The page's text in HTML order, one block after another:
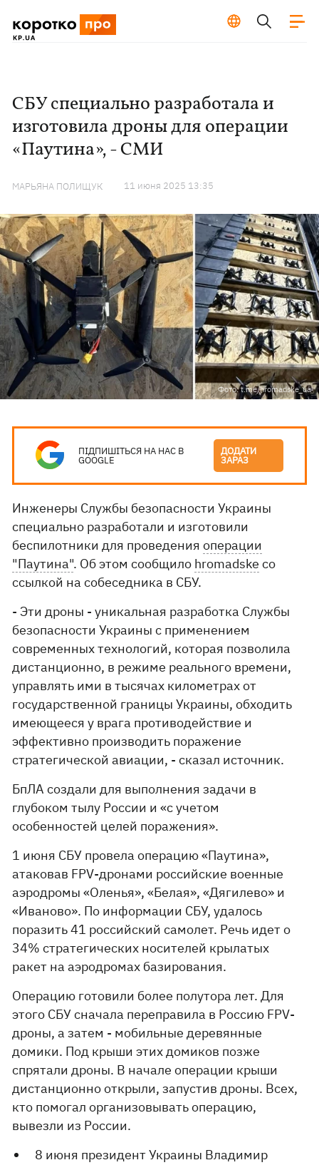
СБУ специально разработала и
изготовила дроны для операции
«Паутина», - СМИ
МАРЬЯНА ПОЛИЩУК 11 июня 2025 13:35
Фото: t.me/hromadske_ua
ПІДПИШІТЬСЯ НА НАС В
GOOGLE
ДОДАТИ
ЗАРАЗ
Инженеры Службы безопасности Украины
специально разработали и изготовили
беспилотники для проведенияоперации
"Паутина". Об этом сообщило hromadske со
ссылкой на собеседника в СБУ.
- Эти дроны - уникальная разработка Службы
безопасности Украины с применением
современных технологий, которая позволила
дистанционно, в режиме реального времени,
управлять ими в тысячах километрах от
государственной границы Украины, обходить
имеющееся у врага противодействие и
эффективно производить поражение
стратегической авиации, - сказал источник.
БпЛА создали для выполнения задачи в
глубоком тылу России и «с учетом
особенностей целей поражения».
1 июня СБУ провела операцию «Паутина»,
атаковав FPV-дронами российские военные
аэродромы «Оленья», «Белая», «Дягилево» и
«Иваново». По информации СБУ, удалось
поразить 41 российский самолет. Речь идет о
34% стратегических носителей крылатых
ракет на аэродромах базирования.
Операцию готовили более полутора лет. Для
этого СБУ сначала переправила в Россию FPV-
дроны, а затем - мобильные деревянные
домики. Под крыши этих домиков позже
спрятали дроны. В начале операции крыши
дистанционно открыли, запустив дроны. Всех,
кто помогал организовывать операцию,
вывезли из России.
8 июня президент Украины Владимир